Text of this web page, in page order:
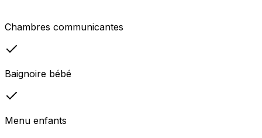
Chambres communicantes
Baignoire bébé
Menu enfants